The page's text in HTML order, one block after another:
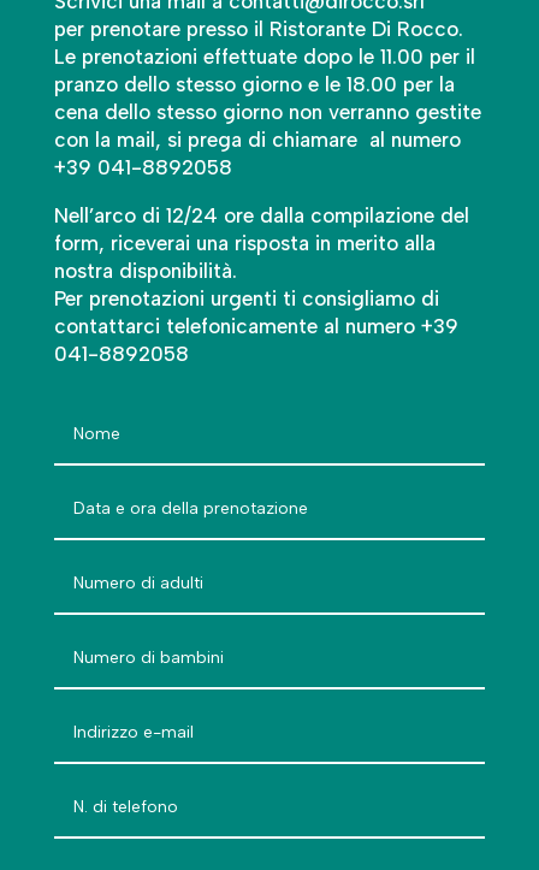
per prenotare presso il Ristorante Di Rocco.
Le prenotazioni effettuate dopo le 11.00 per il
pranzo dello stesso giorno e le 18.00 per la
cena dello stesso giorno non verranno gestite
con la mail, si prega di chiamare al numero
+39 041-8892058
Nell’arco di 12/24 ore dalla compilazione del
form, riceverai una risposta in merito alla
nostra disponibilità.
Per prenotazioni urgenti ti consigliamo di
contattarci telefonicamente al numero +39
041-8892058